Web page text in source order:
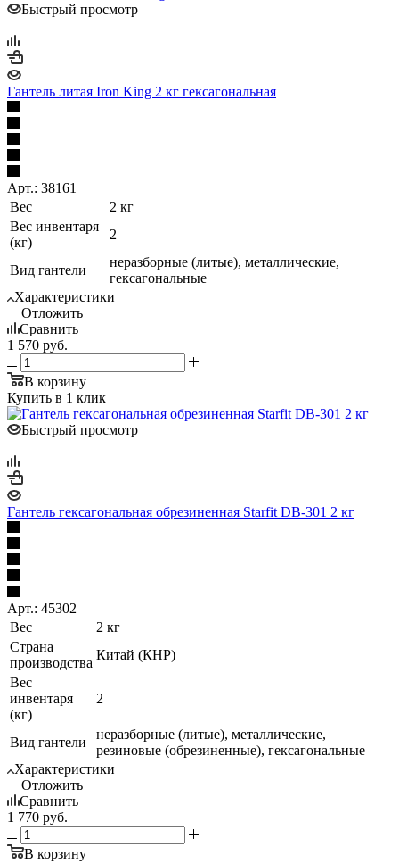
Быстрый просмотр
Гантель литая Iron King 2 кг гексагональная
Арт.: 38161
Вес
2 кг
Вес инвентаря
(кг)
2
Вид гантели
неразборные (литые), металлические,
гексагональные
Характеристики
Отложить
Сравнить
1 570 руб.
В корзину
Купить в 1 клик
Быстрый просмотр
Гантель гексагональная обрезиненная Starfit DB-301 2 кг
Арт.: 45302
Вес
2 кг
Страна
производства
Китай (КНР)
Вес
инвентаря
(кг)
2
Вид гантели
неразборные (литые), металлические,
резиновые (обрезиненные), гексагональные
Характеристики
Отложить
Сравнить
1 770 руб.
В корзину